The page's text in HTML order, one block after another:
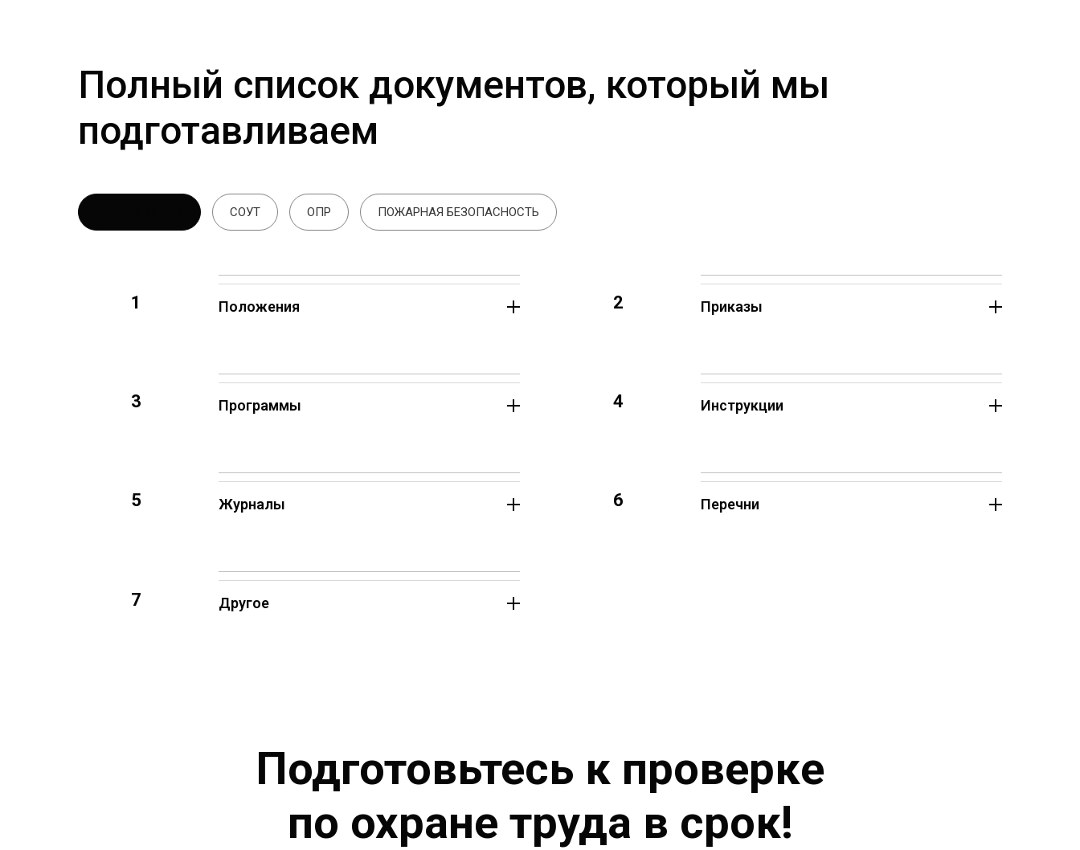
Полный список документов, который мы
подготавливаем
СОУТ ОПР ПОЖАРНАЯ БЕЗОПАСНОСТЬ
1 Положения 2 Приказы
3 Программы 4 Инструкции
5 Журналы 6 Перечни
7 Другое
Подготовьтесь к проверке
по охране труда в срок!